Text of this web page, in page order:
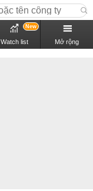
Watch list
New
Mở rộng